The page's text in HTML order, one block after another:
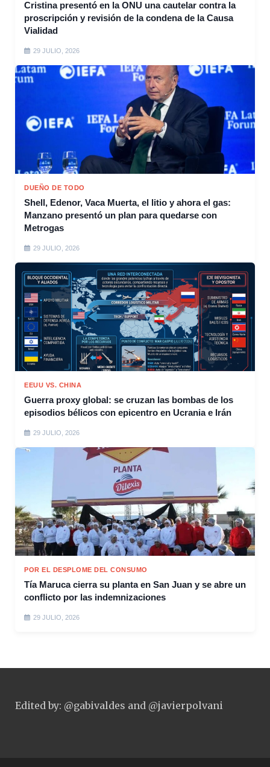
Cristina presentó en la ONU una cautelar contra la
proscripción y revisión de la condena de la Causa
Vialidad
29 JULIO, 2026
DUEÑO DE TODO
Shell, Edenor, Vaca Muerta, el litio y ahora el gas:
Manzano presentó un plan para quedarse con
Metrogas
29 JULIO, 2026
EEUU VS. CHINA
Guerra proxy global: se cruzan las bombas de los
episodios bélicos con epicentro en Ucrania e Irán
29 JULIO, 2026
POR EL DESPLOME DEL CONSUMO
Tía Maruca cierra su planta en San Juan y se abre un
conflicto por las indemnizaciones
29 JULIO, 2026
Edited by: @gabivaldes and @javierpolvani